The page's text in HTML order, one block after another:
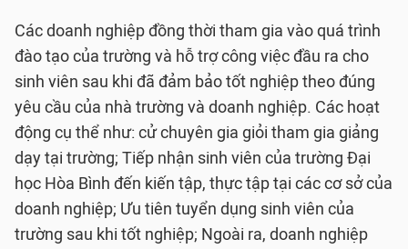
Các doanh nghiệp đồng thời tham gia vào quá trình
đào tạo của trường và hỗ trợ công việc đầu ra cho
sinh viên sau khi đã đảm bảo tốt nghiệp theo đúng
yêu cầu của nhà trường và doanh nghiệp. Các hoạt
động cụ thể như: cử chuyên gia giỏi tham gia giảng
dạy tại trường; Tiếp nhận sinh viên của trường Đại
học Hòa Bình đến kiến tập, thực tập tại các cơ sở của
doanh nghiệp; Ưu tiên tuyển dụng sinh viên của
trường sau khi tốt nghiệp; Ngoài ra, doanh nghiệp